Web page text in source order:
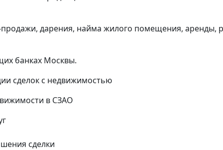
продажи, дарения, найма жилого помещения, аренды,
банках Москвы.
сделок с недвижимостью
в СЗАО
сделки